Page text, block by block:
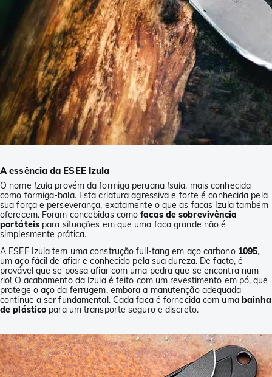
A essência da ESEE Izula
O nome Izula provém da formiga peruana Isula, mais conhecida
como formiga-bala. Esta criatura agressiva e forte é conhecida pela
sua força e perseverança, exatamente o que as facas Izula também
oferecem. Foram concebidas comofacas de sobrevivência
portáteispara situações em que uma faca grande não é
simplesmente prática.
A ESEE Izula tem uma construção full-tang em aço carbono 1095,
um aço fácil de afiar e conhecido pela sua dureza. De facto, é
provável que se possa afiar com uma pedra que se encontra num
rio! O acabamento da Izula é feito com um revestimento em pó, que
protege o aço da ferrugem, embora a manutenção adequada
continue a ser fundamental. Cada faca é fornecida com uma bainha
de plástico para um transporte seguro e discreto.